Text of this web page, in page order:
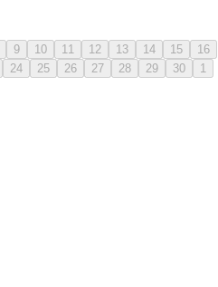
9 10 11 12 13 14 15
16
24 25 26 27 28 29 30
1